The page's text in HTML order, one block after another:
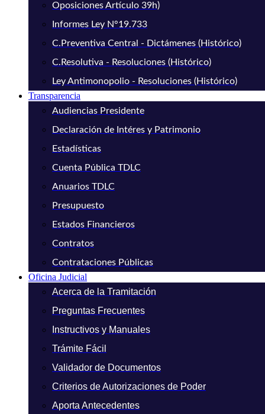
Oposiciones Artículo 39h)
Informes Ley N°19.733
C.Preventiva Central - Dictámenes (Histórico)
C.Resolutiva - Resoluciones (Histórico)
Ley Antimonopolio - Resoluciones (Histórico)
Transparencia
Audiencias Presidente
Declaración de Intéres y Patrimonio
Estadísticas
Cuenta Pública TDLC
Anuarios TDLC
Presupuesto
Estados Financieros
Contratos
Contrataciones Públicas
Oficina Judicial
Acerca de la Tramitación
Preguntas Frecuentes
Instructivos y Manuales
Trámite Fácil
Validador de Documentos
Criterios de Autorizaciones de Poder
Aporta Antecedentes